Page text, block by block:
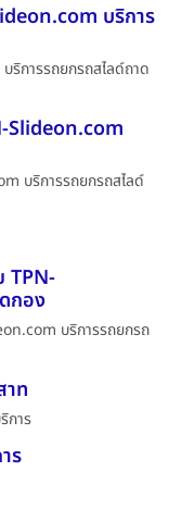
บริการ
ริการรถยกรถสไลด์ถาด
Slideon.com
บริการรถยกรถสไลด์
TPN-
กอง
บริการรถยกรถ
าท
การ
ร